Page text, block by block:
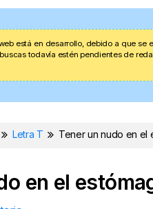
está en desarrollo, debido a que
todavía estén pendientes de
Letra T Tener un nudo en el
en el